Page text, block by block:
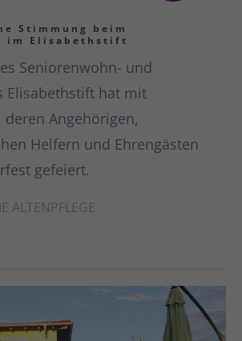
Stimmung beim
im Elisabethstift
Seniorenwohn- und
Elisabethstift hat mit
deren Angehörigen,
Helfern und Ehrengästen
gefeiert.
ALTENPFLEGE